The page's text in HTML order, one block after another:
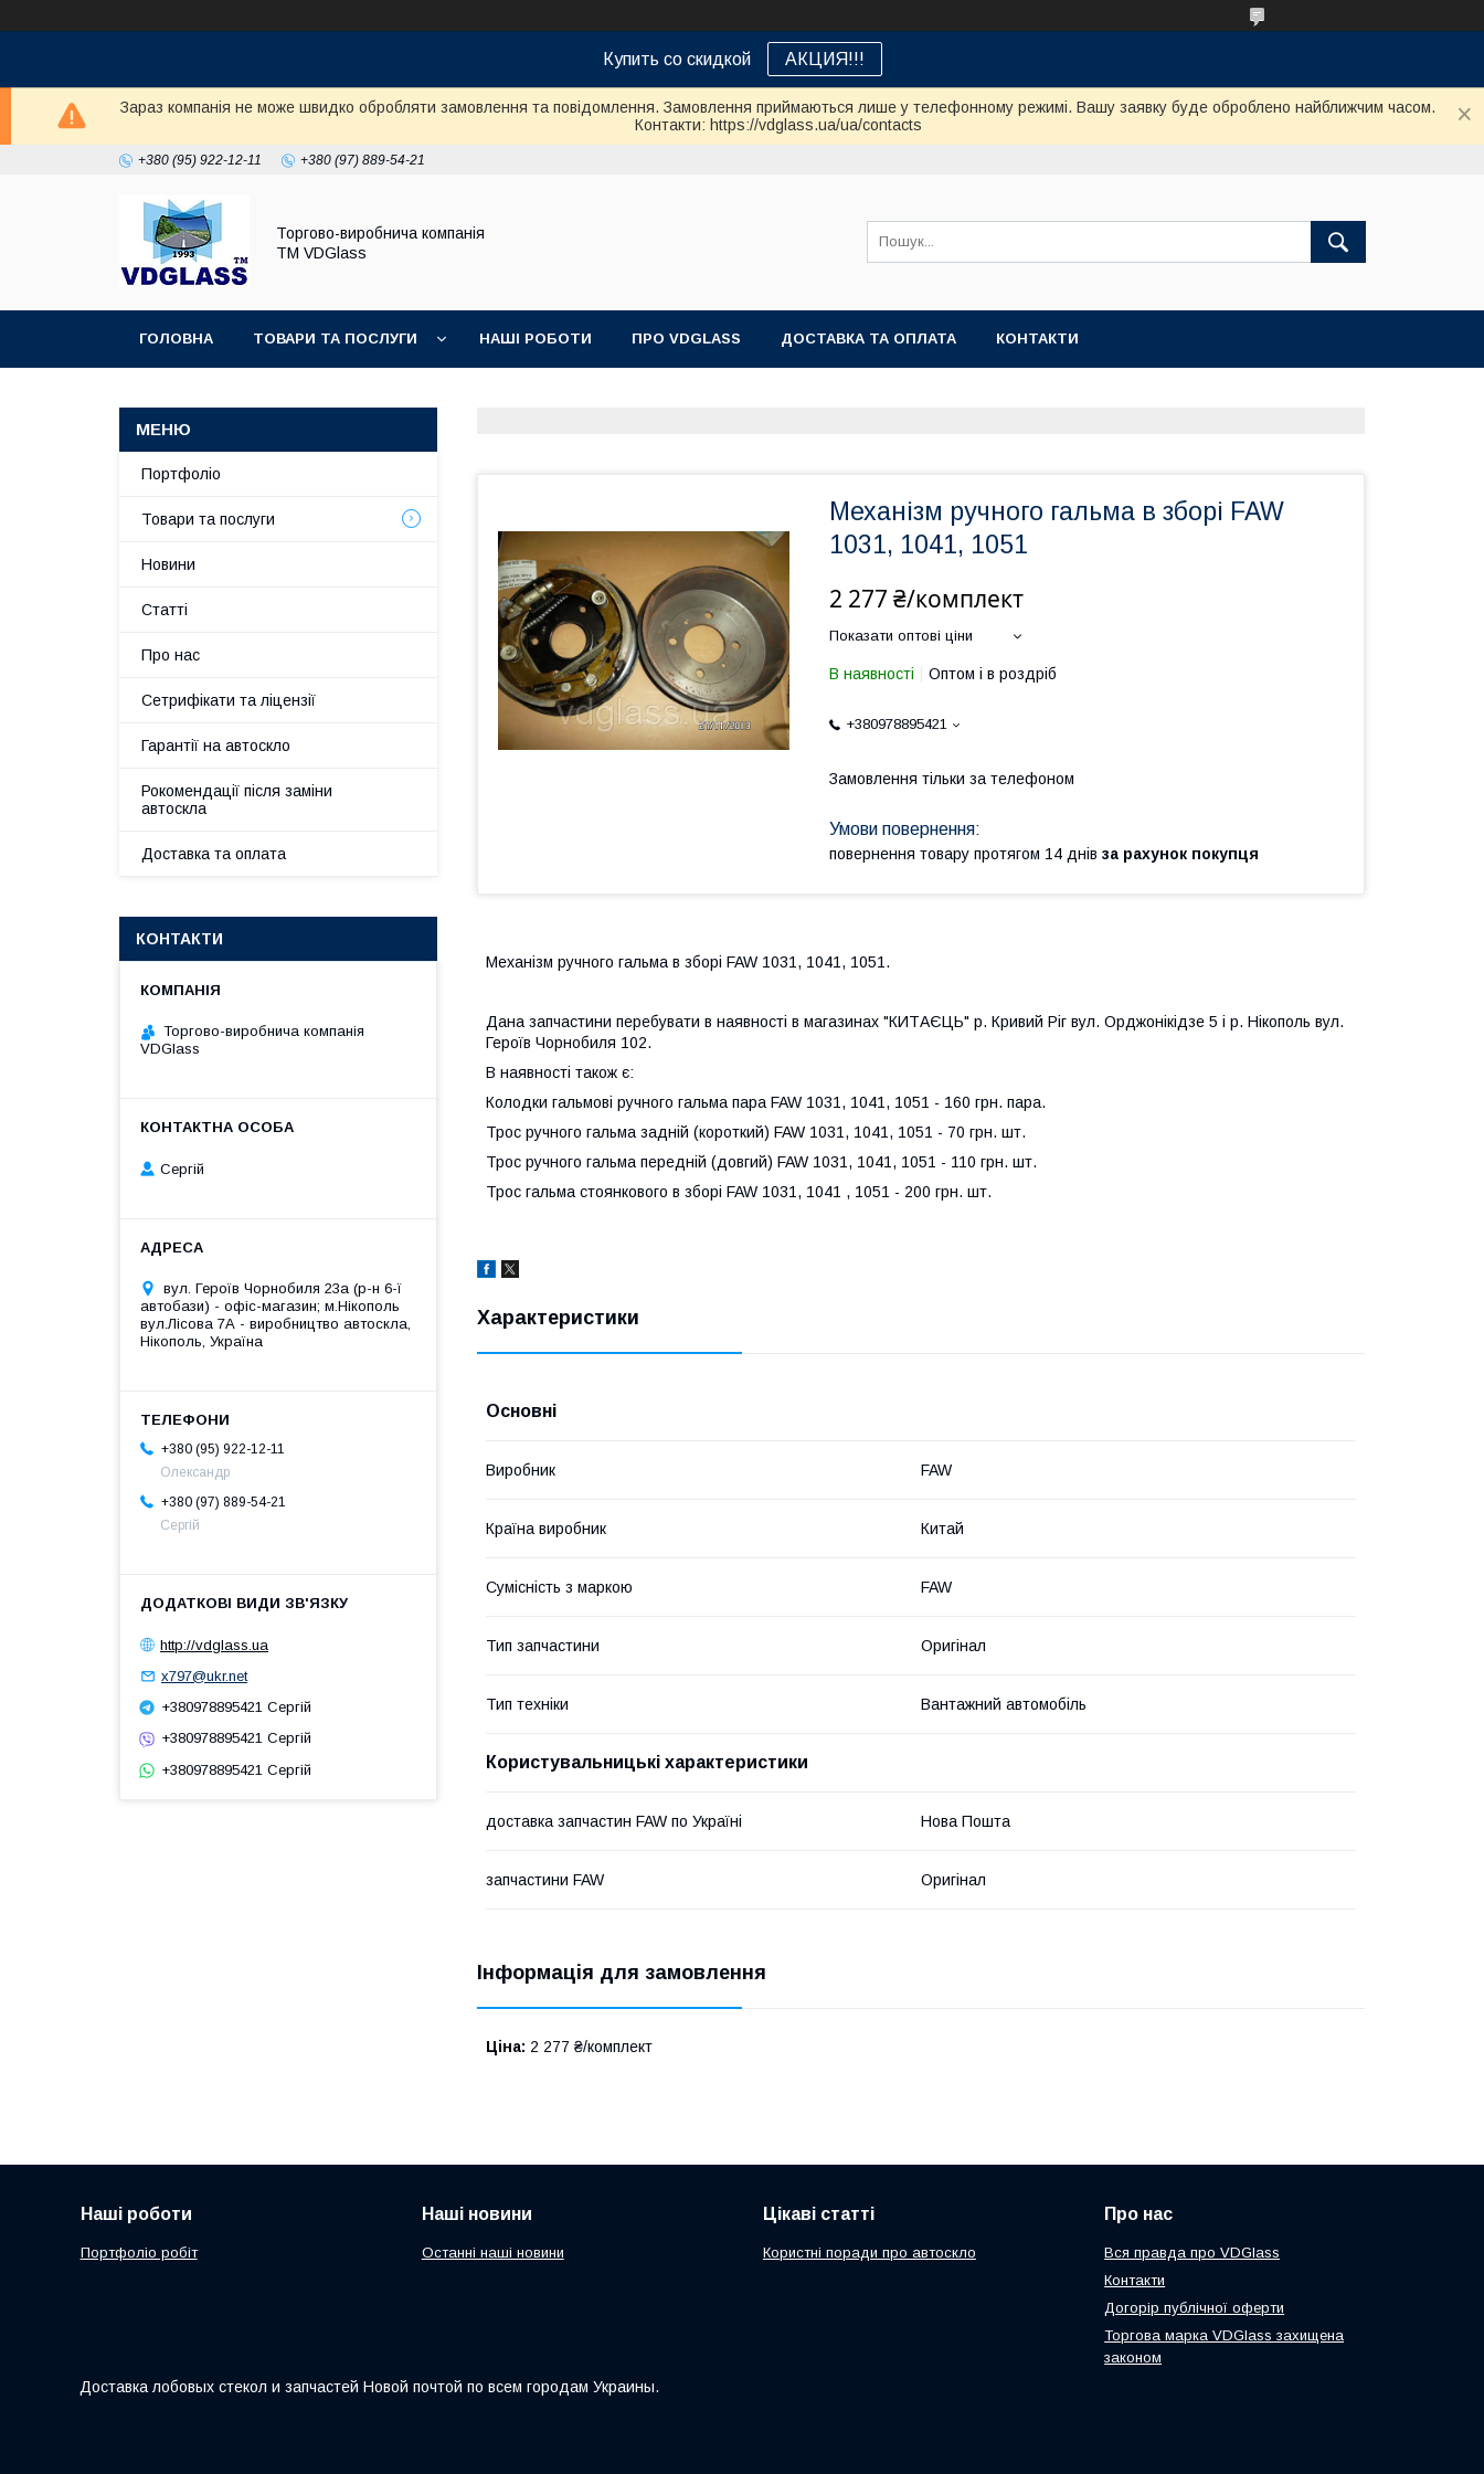
Купить со скидкой АКЦИЯ!!!
Зараз компанія не може швидко обробляти замовлення та повідомлення. Замовлення приймаються лише у телефонному режимі. Вашу заявку буде оброблено найближчим часом.
Контакти: https://vdglass.ua/ua/contacts
+380 (95) 922-12-11 +380 (97) 889-54-21
Торгово-виробнича компанія
ТМ VDGlass
ГОЛОВНА ТОВАРИ ТА ПОСЛУГИ НАШІ РОБОТИ ПРО VDGLASS ДОСТАВКА ТА ОПЛАТА КОНТАКТИ
Механізм ручного гальма в зборі FAW
1031, 1041, 1051
2 277 ₴/комплект
Показати оптові ціни
В наявності Оптом і в роздріб
+380978895421
Замовлення тільки за телефоном
повернення товару протягом 14 днів за рахунок покупця
Механізм ручного гальма в зборі FAW 1031, 1041, 1051.
Дана запчастини перебувати в наявності в магазинах "КИТАЄЦЬ" р. Кривий Ріг вул. Орджонікідзе 5 і р. Нікополь вул.
Героїв Чорнобиля 102.
В наявності також є:
Колодки гальмові ручного гальма пара FAW 1031, 1041, 1051 - 160 грн. пара.
Трос ручного гальма задній (короткий) FAW 1031, 1041, 1051 - 70 грн. шт.
Трос ручного гальма передній (довгий) FAW 1031, 1041, 1051 - 110 грн. шт.
Трос гальма стоянкового в зборі FAW 1031, 1041 , 1051 - 200 грн. шт.
Характеристики
Основні
Виробник FAW
Країна виробник Китай
Сумісність з маркою FAW
Тип запчастини Оригінал
Тип техніки Вантажний автомобіль
Користувальницькі характеристики
доставка запчастин FAW по Україні Нова Пошта
запчастини FAW Оригінал
Інформація для замовлення
Ціна: 2 277 ₴/комплект
Портфоліо
Товари та послуги
Новини
Статті
Про нас
Сетрифікати та ліцензії
Гарантії на автоскло
Рокомендації після заміни
автоскла
Доставка та оплата
КОНТАКТИ
Торгово-виробнича компанія
VDGlass
Сергій
вул. Героїв Чорнобиля 23а (р-н 6-ї
автобази) - офіс-магазин; м.Нікополь
вул.Лісова 7А - виробництво автоскла,
Нікополь, Україна
+380 (95) 922-12-11
Олександр
+380 (97) 889-54-21
Сергій
http://vdglass.ua
x797@ukr.net
+380978895421 Сергій
+380978895421 Сергій
+380978895421 Сергій
Наші роботи
Портфоліо робіт
Наші новини
Останні наші новини
Цікаві статті
Користні поради про автоскло
Про нас
Вся правда про VDGlass
Контакти
Догорір публічної оферти
Торгова марка VDGlass захищена
законом
Доставка лобовых стекол и запчастей Новой почтой по всем городам Украины.